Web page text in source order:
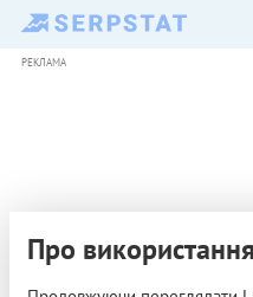
РЕКЛАМА
Про